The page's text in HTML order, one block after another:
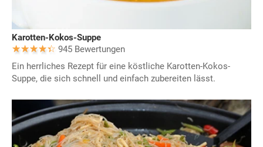
Karotten-Kokos-Suppe
945 Bewertungen
Ein herrliches Rezept für eine köstliche Karotten-Kokos-
Suppe, die sich schnell und einfach zubereiten lässt.